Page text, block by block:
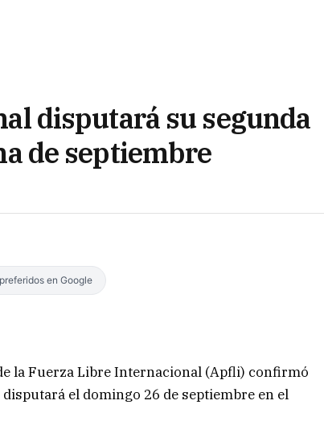
disputará su segunda
de septiembre
en Google
la Fuerza Libre Internacional (Apfli) confirmó
el domingo 26 de septiembre en el